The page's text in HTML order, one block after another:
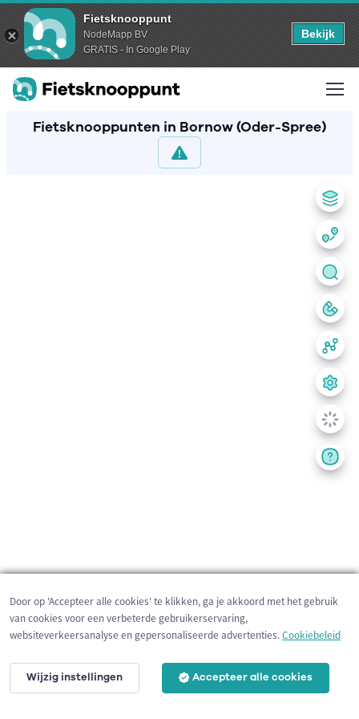
Fietsknooppunt
NodeMapp BV
GRATIS - In Google Play
Bekijk
Fietsknooppunten in Bornow (Oder-Spree)
200 m
Door op 'Accepteer alle cookies' te klikken, ga je akkoord met het gebruik
van cookies voor een verbeterde gebruikerservaring,
websiteverkeersanalyse en gepersonaliseerde advertenties.Cookiebeleid
Wijzig instellingen Accepteer alle cookies